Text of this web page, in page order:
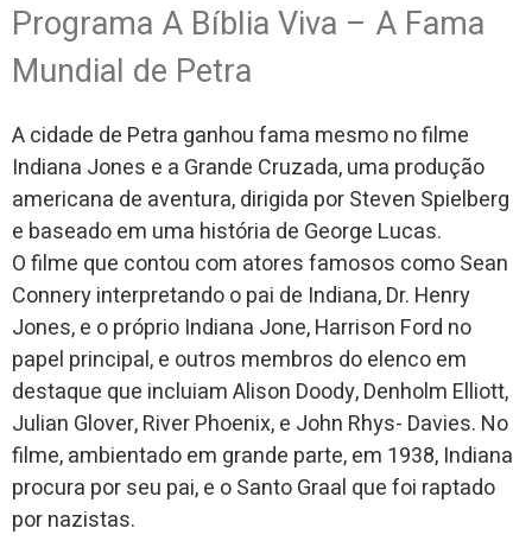
Programa A Bíblia Viva – A Fama
Mundial de Petra
A cidade de Petra ganhou fama mesmo no filme
Indiana Jones e a Grande Cruzada, uma produção
americana de aventura, dirigida por Steven Spielberg
e baseado em uma história de George Lucas.
O filme que contou com atores famosos como Sean
Connery interpretando o pai de Indiana, Dr. Henry
Jones, e o próprio Indiana Jone, Harrison Ford no
papel principal, e outros membros do elenco em
destaque que incluiam Alison Doody, Denholm Elliott,
Julian Glover, River Phoenix, e John Rhys- Davies. No
filme, ambientado em grande parte, em 1938, Indiana
procura por seu pai, e o Santo Graal que foi raptado
por nazistas.